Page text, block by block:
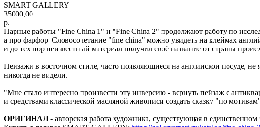
SMART GALLERY
35000,00
р.
Парные работы "Fine China 1" и "Fine China 2" продолжают работу по
а про фарфор. Словосочетание "fine china" можно увидеть на клеймах
и до тех пор неизвестный материал получил своё название от страны
Пейзажи в восточном стиле, часто появляющиеся на английской посуде,
никогда не видели.
"Мне стало интересно произвести эту инверсию - вернуть пейзаж с
и средствами классической масляной живописи создать сказку "по
ОРИГИНАЛ - авторская работа художника, существующая в